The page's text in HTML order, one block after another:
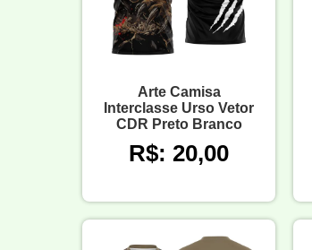
Arte Camisa
Interclasse Urso Vetor
CDR Preto Branco
R$: 20,00